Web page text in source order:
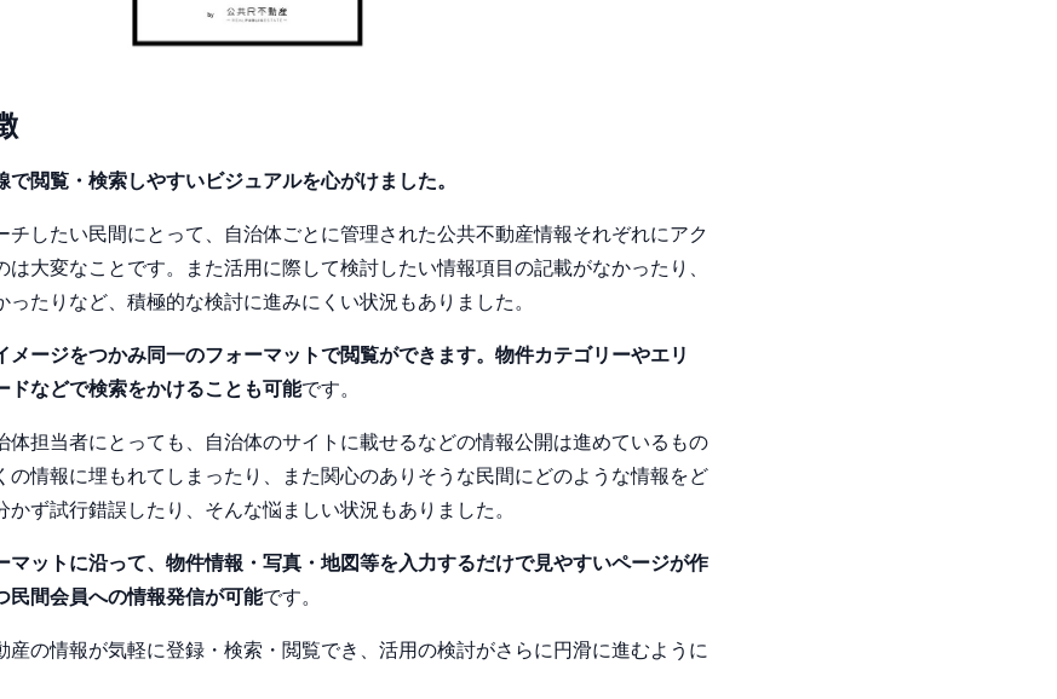
閲覧・検索しやすいビジュアルを心がけました。
チしたい民間にとって、自治体ごとに管理された公共不動産情報それぞれにアク
大変なことです。また活用に際して検討したい情報項目の記載がなかったり、
たりなど、積極的な検討に進みにくい状況もありました。
メージをつかみ同一のフォーマットで閲覧ができます。物件カテゴリーやエリ
ドなどで検索をかけることも可能です。
体担当者にとっても、自治体のサイトに載せるなどの情報公開は進めているもの
の情報に埋もれてしまったり、また関心のありそうな民間にどのような情報をど
ず試行錯誤したり、そんな悩ましい状況もありました。
マットに沿って、物件情報・写真・地図等を入力するだけで見やすいページが作
民間会員への情報発信が可能です。
産の情報が気軽に登録・検索・閲覧でき、活用の検討がさらに円滑に進むように